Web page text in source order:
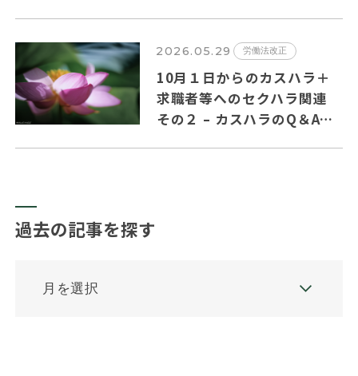
2026.05.29 労働法改正
10月１日からのカスハラ＋
求職者等へのセクハラ関連
その２ – カスハラのQ＆Aの
過去の記事を探す